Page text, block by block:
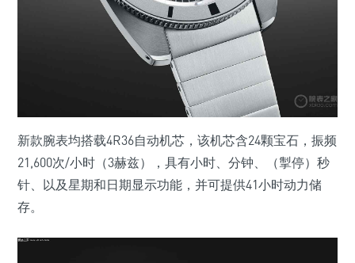
新款腕表均搭载4R36自动机芯，该机芯含24颗宝石，振频
21,600次/小时（3赫兹），具有小时、分钟、（掣停）秒
针、以及星期和日期显示功能，并可提供41小时动力储
存。